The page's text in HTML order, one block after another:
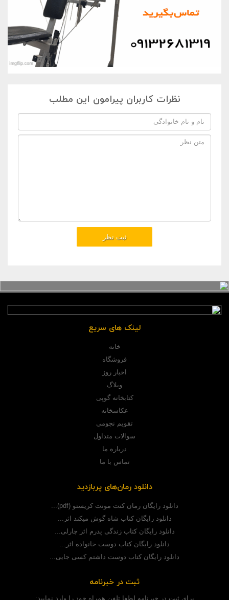
نظرات کاربران پیرامون این مطلب
لینک های سریع
خانه
فروشگاه
اخبار روز
وبلاگ
کتابخانه گوپی
عکاسخانه
تقویم نجومی
سوالات متداول
درباره ما
تماس با ما
دانلود رمان‌های پربازدید
دانلود رایگان رمان کنت مونت کریستو (pdf)...
دانلود رایگان کتاب شاه گوش میکند اثر...
دانلود رایگان کتاب زندگی پدرم اثر چارلی...
دانلود رایگان کتاب دوست خانواده اثر...
دانلود رایگان کتاب دوست داشتم کسی جایی...
ثبت در خبرنامه
برای ثبت در خبرنامه لطفا تلفن همراه خود را وارد نمایید: